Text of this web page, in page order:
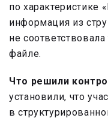
по характеристике
информация из
не
файле.
Что решили
установили, что
в